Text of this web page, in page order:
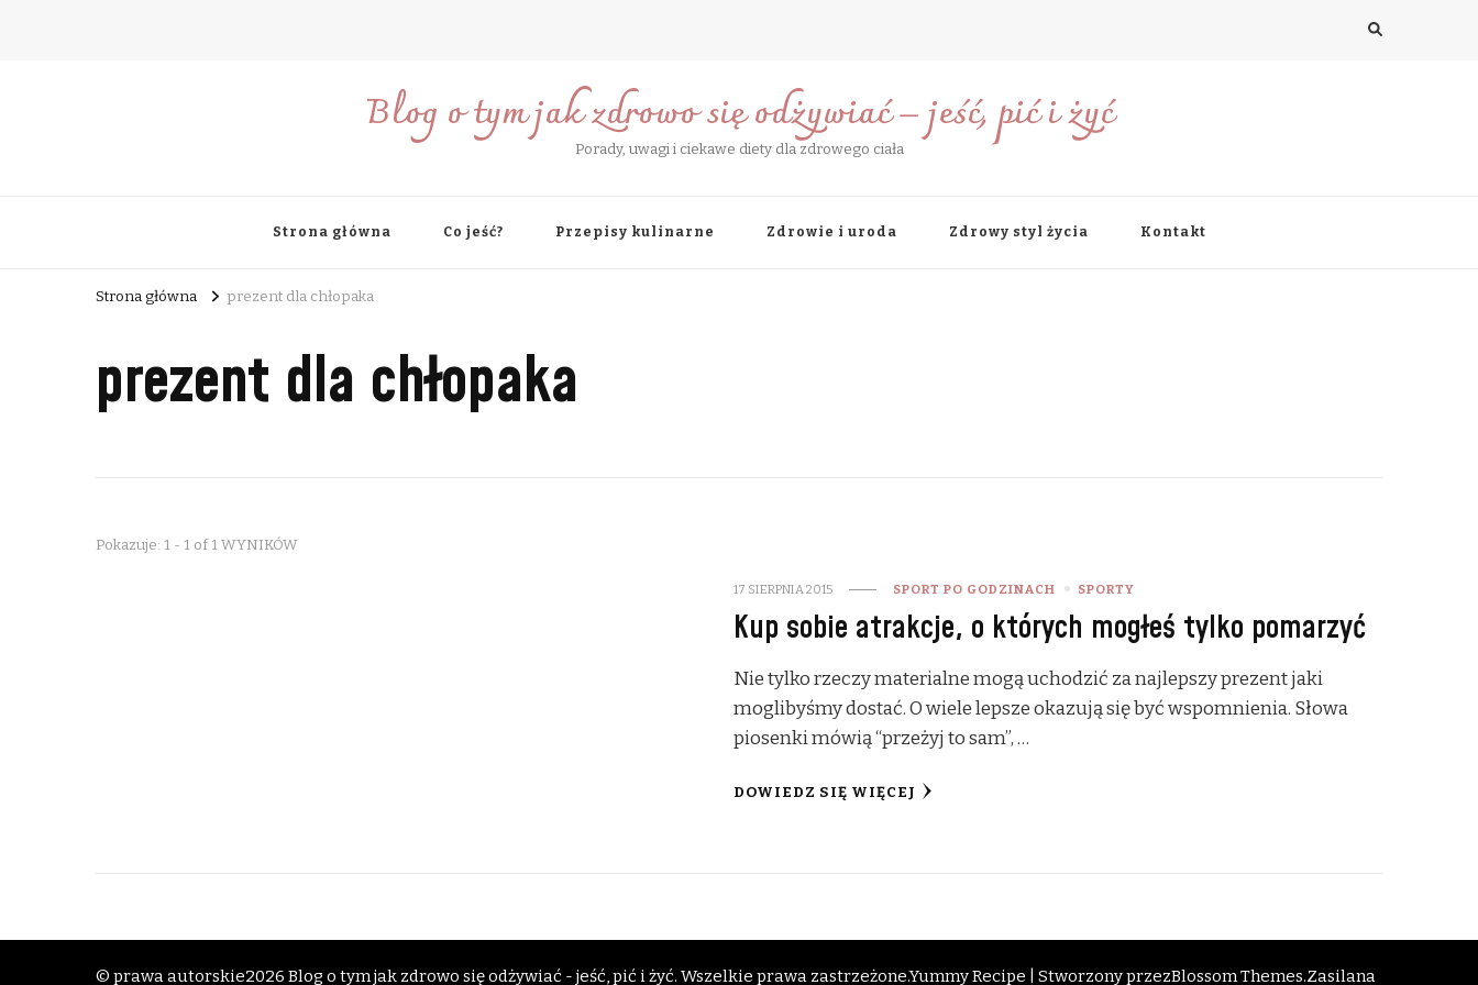
Blog o tym jak zdrowo się odżywiać – jeść, pić i żyć
Porady, uwagi i ciekawe diety dla zdrowego ciała
Strona główna Co jeść? Przepisy kulinarne Zdrowie i uroda Zdrowy styl życia Kontakt
Strona główna prezent dla chłopaka
prezent dla chłopaka
Pokazuje: 1 - 1 of 1 WYNIKÓW
17 SIERPNIA 2015 SPORT PO GODZINACH SPORTY
Kup sobie atrakcje, o których mogłeś tylko pomarzyć
Nie tylko rzeczy materialne mogą uchodzić za najlepszy prezent jaki
moglibyśmy dostać. O wiele lepsze okazują się być wspomnienia. Słowa
piosenki mówią “przeżyj to sam”, …
DOWIEDZ SIĘ WIĘCEJ
© prawa autorskie2026 Blog o tym jak zdrowo się odżywiać - jeść, pić i żyć. Wszelkie prawa zastrzeżone.Yummy Recipe | Stworzony przezBlossom Themes.Zasilana